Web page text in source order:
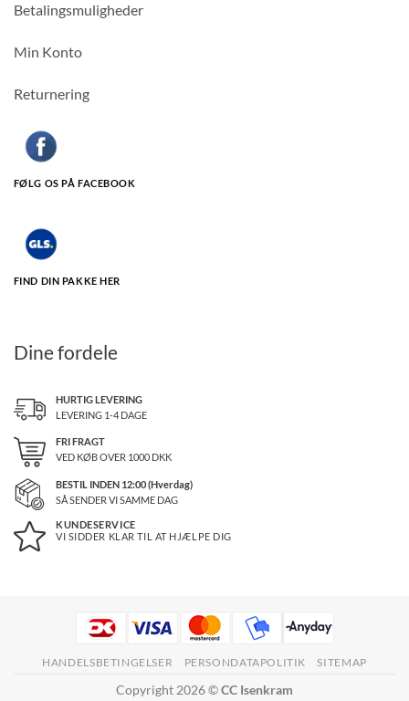
Betalingsmuligheder
Min Konto
Returnering
FØLG OS PÅ FACEBOOK
FIND DIN PAKKE HER
Dine fordele
HURTIG LEVERING
LEVERING 1-4 DAGE
FRI FRAGT
VED KØB OVER 1000DKK
BESTIL INDEN 12:00 (Hverdag)
SÅ SENDER VI SAMME DAG
KUNDESERVICE
VI SIDDER KLAR TIL AT HJÆLPE DIG
HANDELSBETINGELSER PERSONDATAPOLITIK SITEMAP
Copyright 2026 ©CC Isenkram